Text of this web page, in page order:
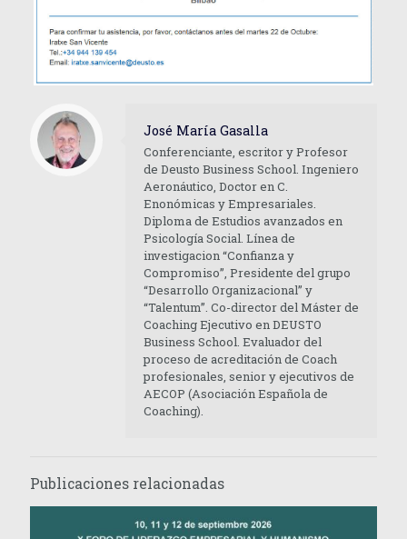
José María Gasalla
Conferenciante, escritor y Profesor
de Deusto Business School. Ingeniero
Aeronáutico, Doctor en C.
Enonómicas y Empresariales.
Diploma de Estudios avanzados en
Psicología Social. Línea de
investigacion “Confianza y
Compromiso”, Presidente del grupo
“Desarrollo Organizacional” y
“Talentum”. Co-director del Máster de
Coaching Ejecutivo en DEUSTO
Business School. Evaluador del
proceso de acreditación de Coach
profesionales, senior y ejecutivos de
AECOP (Asociación Española de
Coaching).
Publicaciones relacionadas